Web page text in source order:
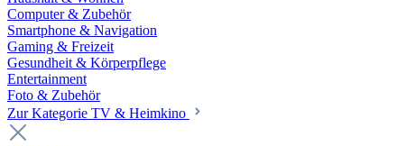
Computer & Zubehör
Smartphone & Navigation
Gaming & Freizeit
Gesundheit & Körperpflege
Entertainment
Foto & Zubehör
Zur Kategorie TV & Heimkino